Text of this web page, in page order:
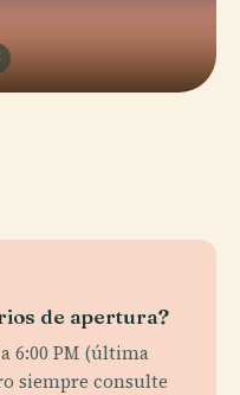
de apertura?
6:00 PM (última
siempre consulte